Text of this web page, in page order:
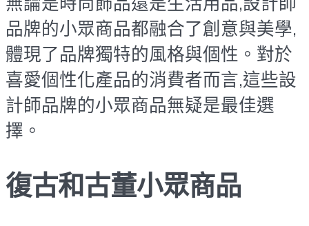
品牌的小眾商品都融合了創意與美學,
體現了品牌獨特的風格與個性。對於
喜愛個性化產品的消費者而言,這些設
計師品牌的小眾商品無疑是最佳選
擇。
復古和古董小眾商品